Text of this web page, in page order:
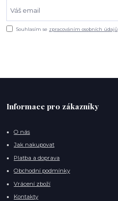
Souhlasím se zpracováním osobních údajů
Informace pro zákazníky
O nás
Jak nakupovat
Platba a doprava
Obchodní podmínky
Vrácení zboží
Kontakty